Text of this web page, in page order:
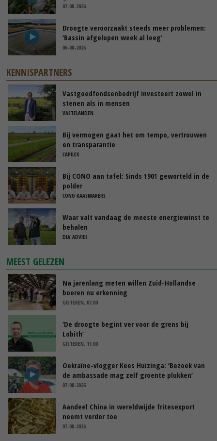
07-08-2026
Droogte veroorzaakt steeds meer problemen:
‘Bassin afgelopen week al leeg’
06-08-2026
KENNISPARTNERS
Vastgoedfondsenbedrijf investeert zowel in
stenen als in mensen
VASTELANDEN
Bij vermogen gaat het om tempo, vertrouwen
en transparantie
CAPILEX
Bij CONO aan tafel: Sinds 1901 geworteld in de
polder
CONO KAASMAKERS
Waar valt vandaag de meeste energiewinst te
behalen
DLV ADVIES
MEEST GELEZEN
Na jarenlang meten willen Zuid-Hollandse
boeren nu erkenning
GISTEREN, 07:00
‘De droogte begint ver voor de grens bij
Lobith’
GISTEREN, 11:00
Oekraïne-vlogger Kees Huizinga: ‘Bezoek van
de ambassade mag zelf groente plukken’
07-08-2026
Aandeel China in wereldwijde fritesexport
neemt verder toe
07-08-2026